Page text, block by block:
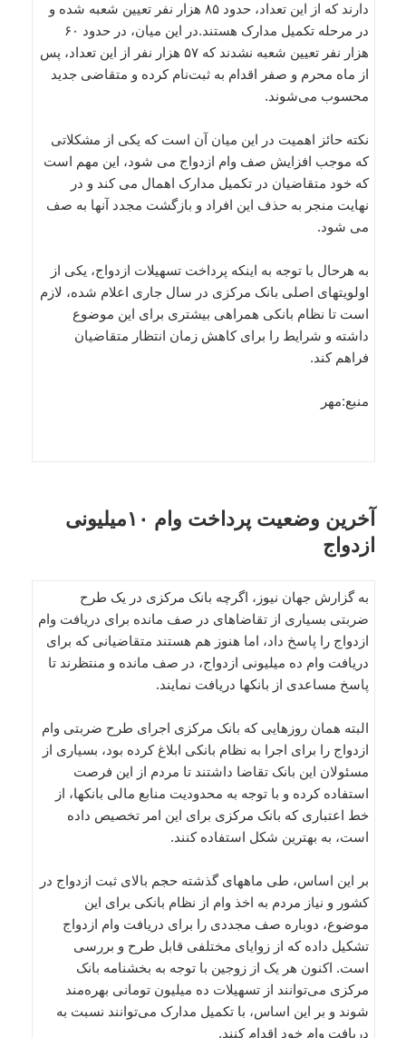
دارند که از این تعداد، حدود ۸۵ هزار نفر تعیین شعبه شده و
در مرحله تکمیل مدارک هستند.در این میان، در حدود ۶۰
هزار نفر تعیین شعبه نشدند که ۵۷ هزار نفر از این تعداد، پس
از ماه محرم و صفر اقدام به ثبت‌نام کرده و متقاضی جدید
محسوب می‌شوند.
نکته حائز اهمیت در این میان آن است که یکی از مشکلاتی
که موجب افزایش صف وام ازدواج می شود، این مهم است
که خود متقاضیان در تکمیل مدارک اهمال می کند و در
نهایت منجر به حذف این افراد و بازگشت مجدد آنها به صف
می شود.
به هرحال با توجه به اینکه پرداخت تسهیلات ازدواج، یکی از
اولویتهای اصلی بانک مرکزی در سال جاری اعلام شده، لازم
است تا نظام بانکی همراهی بیشتری برای این موضوع
داشته و شرایط را برای کاهش زمان انتظار متقاضیان
فراهم کند.
منبع:مهر
آخرین وضعیت پرداخت وام ۱۰میلیونی
ازدواج
به گزارش جهان نیوز، اگرچه بانک مرکزی در یک طرح
ضربتی بسیاری از تقاضاهای در صف مانده برای دریافت وام
ازدواج را پاسخ داد، اما هنوز هم هستند متقاضیانی که برای
دریافت وام ده میلیونی ازدواج، در صف مانده و منتظرند تا
پاسخ مساعدی از بانکها دریافت نمایند.
البته همان روزهایی که بانک مرکزی اجرای طرح ضربتی وام
ازدواج را برای اجرا به نظام بانکی ابلاغ کرده بود، بسیاری از
مسئولان این بانک تقاضا داشتند تا مردم از این فرصت
استفاده کرده و با توجه به محدودیت منابع مالی بانکها، از
خط اعتباری که بانک مرکزی برای این امر تخصیص داده
است، به بهترین شکل استفاده کنند.
بر این اساس، طی ماههای گذشته حجم بالای ثبت ازدواج در
کشور و نیاز مردم به اخذ وام از نظام بانکی برای این
موضوع، دوباره صف مجددی را برای دریافت وام ازدواج
تشکیل داده که از زوایای مختلفی قابل طرح و بررسی
است. اکنون هر یک از زوجین با توجه به بخشنامه بانک
مرکزی می‌توانند از تسهیلات ده میلیون تومانی بهره‌مند
شوند و بر این اساس، با تکمیل مدارک می‌توانند نسبت به
دریافت وام خود اقدام کنند.